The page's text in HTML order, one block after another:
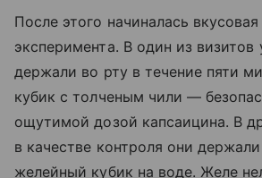
После этого начиналась вкусовая
эксперимента. В один из визитов
держали во рту в течение пяти
кубик с толченым чили —
ощутимой дозой капсаицина. В
в качестве контроля они
желейный кубик на воде. Желе